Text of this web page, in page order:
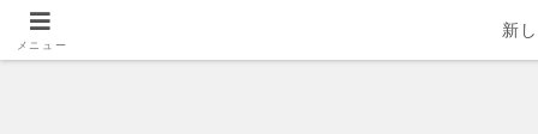
メニュー
新